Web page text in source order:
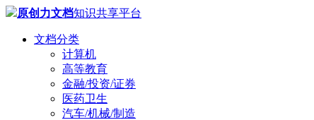
原创力文档知识共享平台
文档分类
计算机
高等教育
金融/投资/证券
医药卫生
汽车/机械/制造